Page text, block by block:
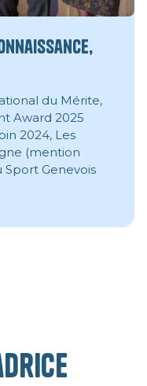
du Mérite,
Award 2025
2024, Les
(mention
Sport Genevois